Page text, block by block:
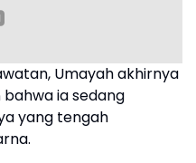
Umayah akhirnya
ia sedang
yang tengah